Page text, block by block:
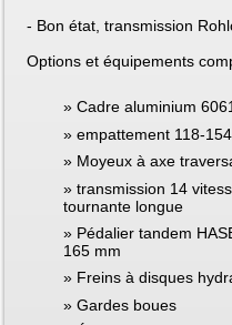
- Bon état, transmission
Options et équipements
Cadre aluminium
empattement 118-
Moyeux à axe
transmission 14
tournante longue
Pédalier tandem
165 mm
Freins à disques
Gardes boues